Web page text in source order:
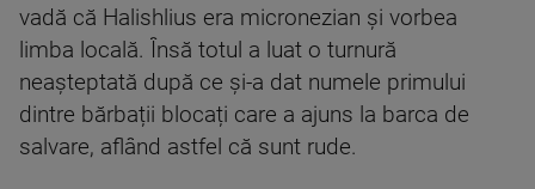
vadă că Halishlius era micronezian și vorbea
limba locală. Însă totul a luat o turnură
neașteptată după ce și-a dat numele primului
dintre bărbații blocați care a ajuns la barca de
salvare, aflând astfel că sunt rude.